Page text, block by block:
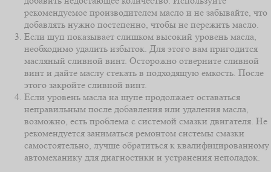
рекомендуемое производителем масло и не забывайте, что
добавлять нужно постепенно, чтобы не пережить масло.
Если щуп показывает слишком высокий уровень масла,
необходимо удалить избыток. Для этого вам пригодится
масляный сливной винт. Осторожно отверните сливной
винт и дайте маслу стекать в подходящую емкость. После
этого закройте сливной винт.
Если уровень масла на щупе продолжает оставаться
неправильным после добавления или удаления масла,
возможно, есть проблема с системой смазки двигателя. Не
рекомендуется заниматься ремонтом системы смазки
самостоятельно, лучше обратиться к квалифицированному
автомеханику для диагностики и устранения неполадок.